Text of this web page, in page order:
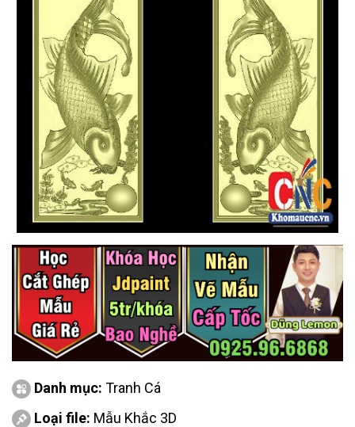
Danh mục: Tranh Cá
Loại file: Mẫu Khắc 3D